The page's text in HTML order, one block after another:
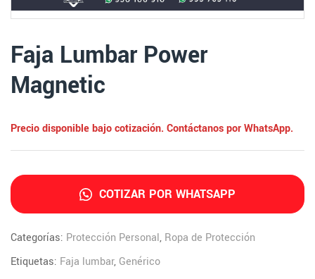
Faja Lumbar Power
Magnetic
Precio disponible bajo cotización. Contáctanos por WhatsApp.
COTIZAR POR WHATSAPP
Categorías: Protección Personal, Ropa de Protección
Etiquetas: Faja lumbar, Genérico